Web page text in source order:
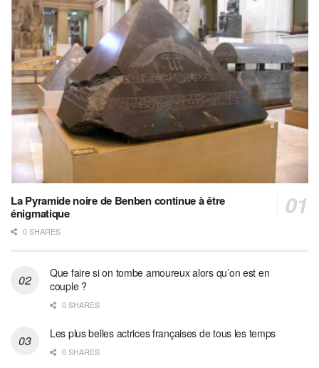
La Pyramide noire de Benben continue à être
énigmatique
0 SHARES
Que faire si on tombe amoureux alors qu’on est en
couple ?
0 SHARES
Les plus belles actrices françaises de tous les temps
0 SHARES